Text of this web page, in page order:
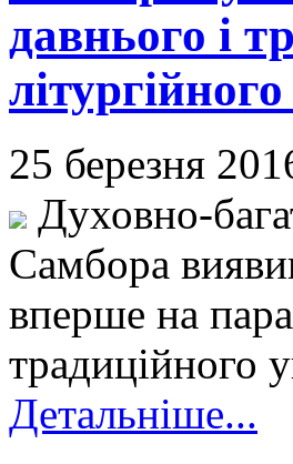
давнього і
25 березня
Духовно-
Самбора
вперше на
традиційного
Детальніше...